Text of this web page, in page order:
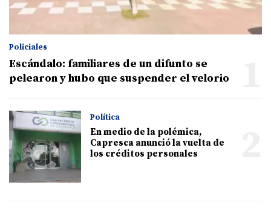
Policiales
Escándalo: familiares de un difunto se
pelearon y hubo que suspender el velorio
Política
En medio de la polémica,
Capresca anunció la vuelta de
los créditos personales